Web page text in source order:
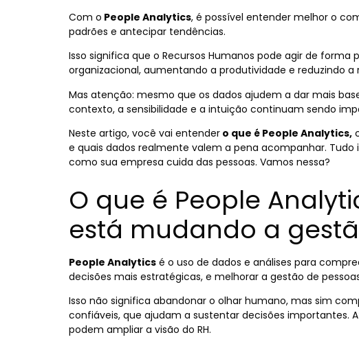
Com o People Analytics, é possível entender melhor o
padrões e antecipar tendências.
Isso significa que o Recursos Humanos pode agir de
organizacional, aumentando a produtividade e reduzindo a
Mas atenção: mesmo que os dados ajudem a dar mais
contexto, a sensibilidade e a intuição continuam sendo
Neste artigo, você vai entender o que é People Analytics,
e quais dados realmente valem a pena acompanhar.
como sua empresa cuida das pessoas. Vamos nessa?
O que é People
está mudando a
People Analytics é o uso de dados e análises para
decisões mais estratégicas, e melhorar a gestão de
Isso não significa abandonar o olhar humano, mas sim
confiáveis, que ajudam a sustentar decisões importantes.
podem ampliar a visão do RH.